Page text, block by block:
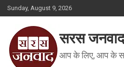
Skip
to
Sunday, August 9, 2026
सरस जनवाद
आप के लिए, आप के